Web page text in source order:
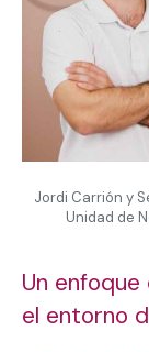
Jordi Carrión y
Unidad de
Un
el entorno